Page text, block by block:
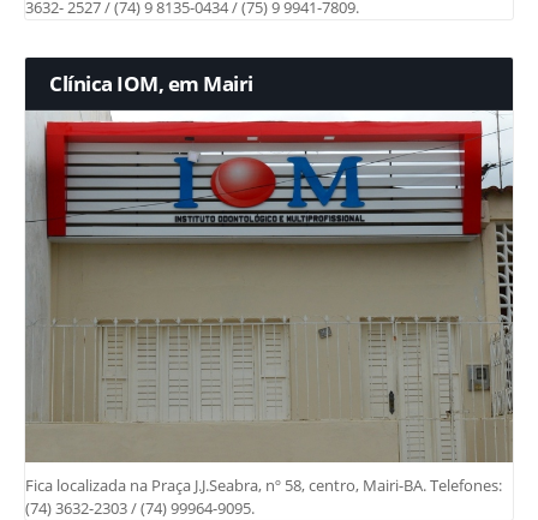
3632- 2527 / (74) 9 8135-0434 / (75) 9 9941-7809.
Clínica IOM, em Mairi
Fica localizada na Praça J.J.Seabra, nº 58, centro, Mairi-BA. Telefones:
(74) 3632-2303 / (74) 99964-9095.